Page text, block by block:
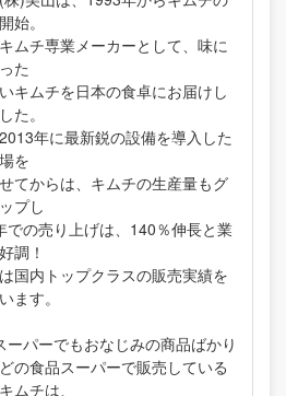
始。
ムチ専業メーカーとして、味に
た
キムチを日本の食卓にお届けし
た。
年に最新鋭の設備を導入した
を
てからは、キムチの生産量もグ
プし
での売り上げは、140％伸長と業
調！
国内トップクラスの販売実績を
ます。
ーパーでもおなじみの商品ばかり
の食品スーパーで販売している
ムチは、